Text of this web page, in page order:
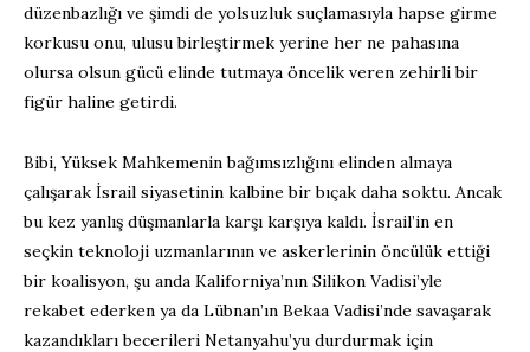
düzenbazlığı ve şimdi de yolsuzluk suçlamasıyla hapse girme
korkusu onu, ulusu birleştirmek yerine her ne pahasına
olursa olsun gücü elinde tutmaya öncelik veren zehirli bir
figür haline getirdi.
Bibi, Yüksek Mahkemenin bağımsızlığını elinden almaya
çalışarak İsrail siyasetinin kalbine bir bıçak daha soktu. Ancak
bu kez yanlış düşmanlarla karşı karşıya kaldı. İsrail’in en
seçkin teknoloji uzmanlarının ve askerlerinin öncülük ettiği
bir koalisyon, şu anda Kaliforniya’nın Silikon Vadisi’yle
rekabet ederken ya da Lübnan’ın Bekaa Vadisi’nde savaşarak
kazandıkları becerileri Netanyahu’yu durdurmak için